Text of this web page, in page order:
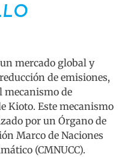
mercado global y
de emisiones,
mecanismo de
Kioto. Este mecanismo
por un Órgano de
Marco de Naciones
(CMNUCC).